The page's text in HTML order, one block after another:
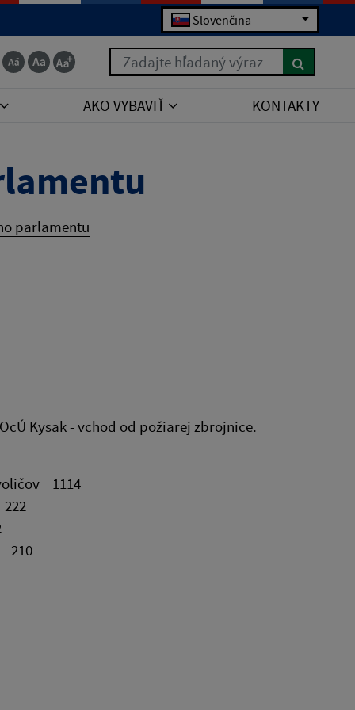
Slovenčina
Zadajte hľadaný výraz
AKO VYBAVIŤ KONTAKTY
parlamentu
Kysak - vchod od požiarej zbrojnice.
1114